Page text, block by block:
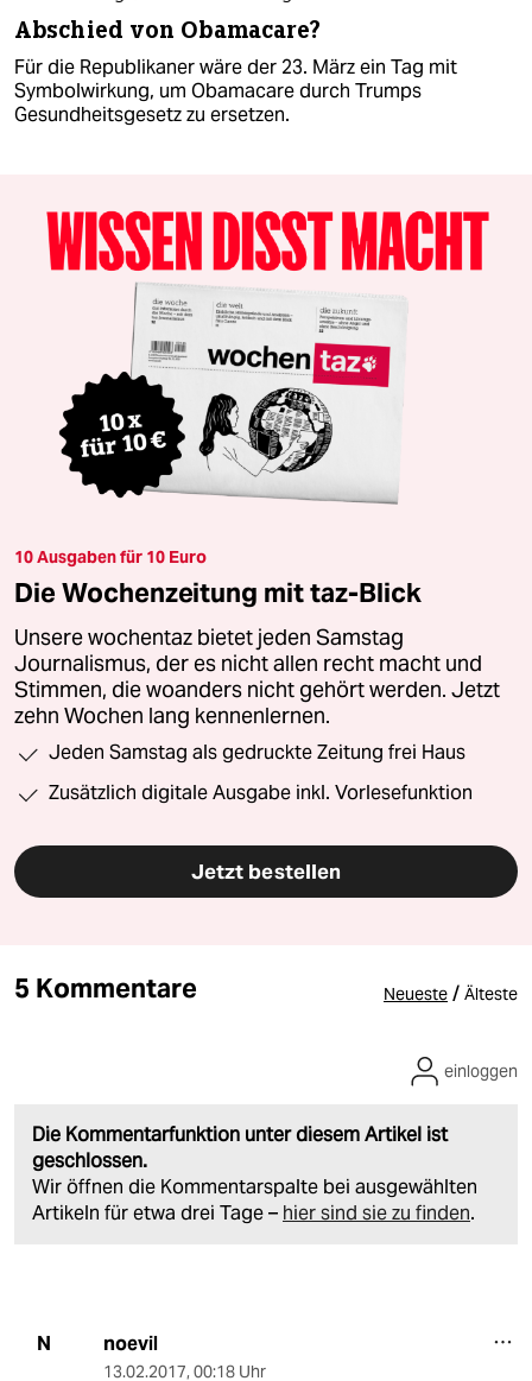
Abschied von Obamacare?
Für die Republikaner wäre der 23. März ein Tag mit
Symbolwirkung, um Obamacare durch Trumps
Gesundheitsgesetz zu ersetzen.
10 Ausgaben für 10 Euro
Die Wochenzeitung mit taz-Blick
Unsere wochentaz bietet jeden Samstag
Journalismus, der es nicht allen recht macht und
Stimmen, die woanders nicht gehört werden. Jetzt
zehn Wochen lang kennenlernen.
Jeden Samstag als gedruckte Zeitung frei Haus
Zusätzlich digitale Ausgabe inkl. Vorlesefunktion
Jetzt bestellen
5 Kommentare Neueste / Älteste
Die Kommentarfunktion unter diesem Artikel ist
geschlossen.
Wir öffnen die Kommentarspalte bei ausgewählten
Artikeln für etwa drei Tage – hier sind sie zu finden.
einloggen
N noevil
13.02.2017, 00:18 Uhr